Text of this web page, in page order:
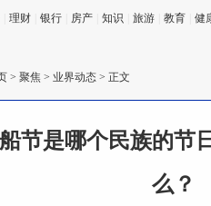
理财 银行 房产 知识 旅游 教育 健
> 聚焦 > 业界动态 > 正文
节是哪个民族的节
么？